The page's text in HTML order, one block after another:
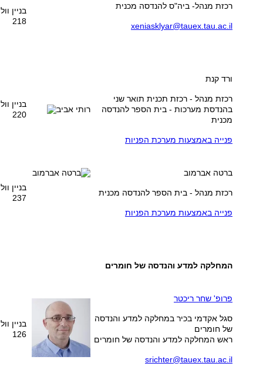
רכזת מנהל- ביה"ס להנדסה מכנית
xeniasklyar@tauex.tau.ac.il
בניין
218
ורד קנת
רכזת מנהל - רכזת תכנית תואר שני
בהנדסת מערכות - בית הספר להנדסה
מכנית
פנייה באמצעות מערכת הפניות
בניין
220
ברטה אברמוב
רכזת מנהל - בית הספר להנדסה מכנית
פנייה באמצעות מערכת הפניות
בניין
237
המחלקה למדע והנדסה של חומרים
פרופ' שחר ריכטר
סגל אקדמי בכיר במחלקה למדע והנדסה
של חומרים
ראש המחלקה למדע והנדסה של חומרים
srichter@tauex.tau.ac.il
בניין
126